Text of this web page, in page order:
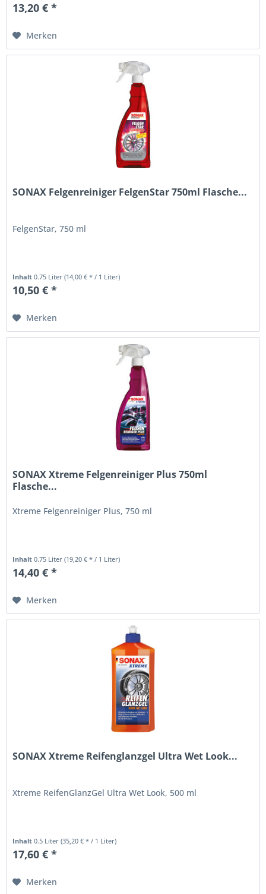
13,20 € *
Merken
SONAX Felgenreiniger FelgenStar 750ml Flasche...
FelgenStar, 750 ml
Inhalt0.75 Liter(14,00 € * / 1 Liter)
10,50 € *
Merken
SONAX Xtreme Felgenreiniger Plus 750ml
Flasche...
Xtreme Felgenreiniger Plus, 750 ml
Inhalt0.75 Liter(19,20 € * / 1 Liter)
14,40 € *
Merken
SONAX Xtreme Reifenglanzgel Ultra Wet Look...
Xtreme ReifenGlanzGel Ultra Wet Look, 500 ml
Inhalt0.5 Liter(35,20 € * / 1 Liter)
17,60 € *
Merken